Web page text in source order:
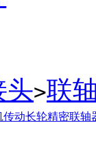
头>联
传动长轮精密联轴